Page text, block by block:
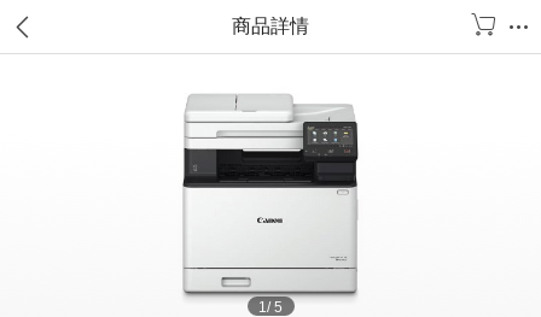
商品詳情
1/5